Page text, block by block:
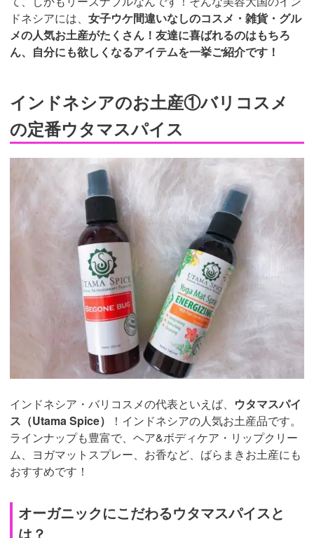
ドネシアには、 女子ウケ間違いなしのコスメ・雑貨・グル
メの人気お土産がたくさん！友達に喜ばれるのはもちろ
ん、自分にも欲しくなるアイテムを一挙ご紹介です！
インドネシアのお土産①バリコスメ
の定番ウタマスパイス
インドネシア・バリコスメの代表といえば、 ウタマスパイ
ス（Utama Spice）
！インドネシアの人気お土産品です。
ラインナップも豊富で、ヘア&ボディケア・リップクリー
ム、ヨガマットスプレー、お香など、ばらまきお土産にも
おすすめです！
オーガニックにこだわるウタマスパイスと
は？